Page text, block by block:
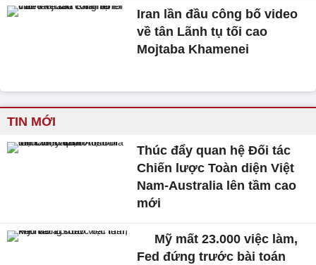
Iran lần đầu công bố video
về tân Lãnh tụ tối cao
Mojtaba Khamenei
TIN MỚI
Thúc đẩy quan hệ Đối tác
Chiến lược Toàn diện Việt
Nam-Australia lên tầm cao
mới
Mỹ mất 23.000 việc làm,
Fed đứng trước bài toán